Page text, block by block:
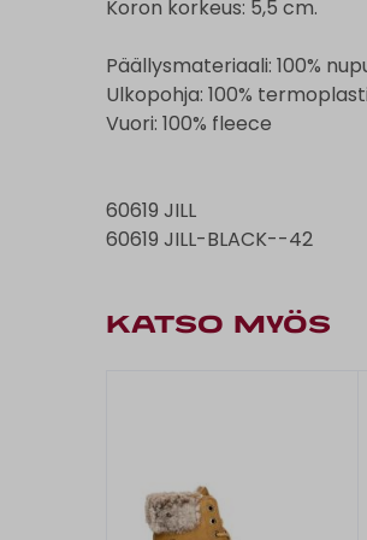
Koron korkeus: 5,5 cm.
Päällysmateriaali: 100%
Ulkopohja: 100%
Vuori: 100% fleece
60619 JILL
60619 JILL-BLACK--42
KATSO MYÖS